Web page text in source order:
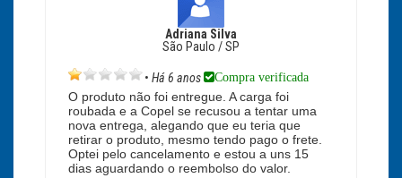
Adriana Silva
São Paulo / SP
• Há 6 anos Compra verificada
O produto não foi entregue. A carga foi
roubada e a Copel se recusou a tentar uma
nova entrega, alegando que eu teria que
retirar o produto, mesmo tendo pago o frete.
Optei pelo cancelamento e estou a uns 15
dias aguardando o reembolso do valor.